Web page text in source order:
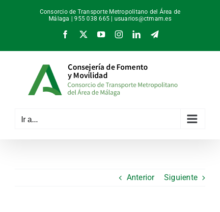
Consorcio de Transporte Metropolitano del Área de
Málaga | 955 038 665 | usuarios@ctmam.es
Facebook
X YouTubeInstagramLinkedInTelegram
Ir a...
Anterior Siguiente